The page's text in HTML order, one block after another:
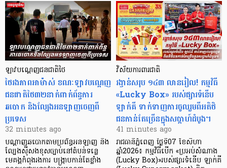
ឡាវបណ្តេញជនជាតិថៃ
ថៃរងភាពអាម៉ាស់ ខណៈឡាវបណ្តេញ
ជនជាតិថៃ៣២នាក់ពាក់ព័ន្ធការ
ឆបោក និងល្បែងអនឡាញចេញពី
ប្រទេស
32 minutes ago
បណ្តាញឆបោកតាមប្រព័ន្ធអនឡាញ និង
ល្បែងស៊ីសងខុសច្បាប់នៅតំបន់ទន្លេ
មេគង្គកំពុងរងការ បង្ក្រាប​កាន់តែខ្លាំង
វិស័យការពារជាតិ
រង្វាន់សរុប ១៤៣ លានរៀល! កម្មវិធី
«Lucky Box» របស់ផ្សារទំនើប
ឡាក់គី ទាក់ទាញការចូលរួមពីអតិថិ
ជនកាន់តែច្រើនក្នុងសប្តាហ៍ដំបូង។
41 minutes ago
រាជធានីភ្នំពេញ ថ្ងៃទី07 ខែសីហា
ឆ្នាំ2026៖ កម្មវិធីបើក «ប្រអប់សំណាង
(Lucky Box)»របស់ផ្សារទំនើប ឡាក់គី